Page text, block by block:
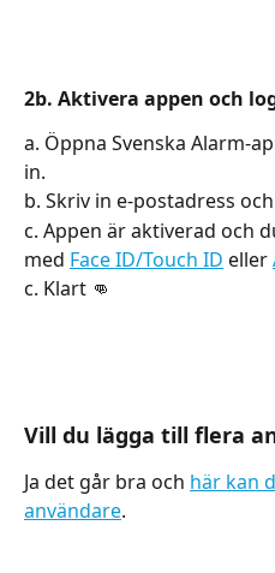
2b. Aktivera appen och
a. Öppna Svenska Alarm-
in.
b. Skriv in e-postadress
c. Appen är aktiverad och
med Face ID/Touch ID eller
c. Klart 👊
Vill du lägga till flera
Ja det går bra och här kan
användare.